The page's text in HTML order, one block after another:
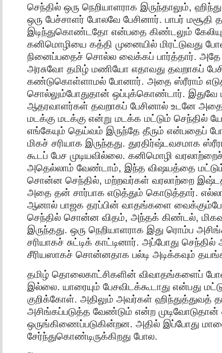
செந்தில் ஒரு நெறியாளராக இருந்தாலும், ஹிந்து
ஒரு பேச்சாளர் போலவே பேசினார். பாபர் மசூதி
இடிந்துகொண்டதோ என்பதை கிண்டலும்
கனிமொழியை கத்தி முனையில் மிரட்டுவது
நினைப்பதைச் சொல்ல வைக்கப் பார்த்தார். அதே
அரசுவோ தமிழ் மணியோ எதாவது தவறாகப்
கண்டுகொள்ளாமல் போனார். அதை ஸ்ரீராம்
சொல்லும்போதுதான் ஒப்புக்கொண்டார். இதுவே
ஆதரவாளர்கள் தவறாகப் பேசினால் உடனே
மடக்கு மடக்கு என்று மடக்க மட்டும் செந்தில்
எங்கேயும் தெய்வம் இருந்தே தீரும் என்பதைப்
மிகச் சரியாக இருந்தது. துரதிர்ஷ்டவசமாக
கூடப் பேச முடியவில்லை. கனிமொழி
அதெல்லாம் வேண்டாம், இந்த விஷயத்தை மட்டும்
சொன்ன செந்தில், மற்றவர்கள் வரலாற்றை
அதை தன் சார்பாக எடுத்தும் கொடுத்தார்.
ஆனால் பாஜக தரப்பின் வாதங்களை
செந்தில் சொன்ன விதம், அந்தக் கிண்டல்,
இருந்தது. ஒரு நெறியாளராக இது ரொம்ப
சரியாகச் சுட்டிக் காட்டினார். அப்போது
சீரியஸாகச் சொன்னதாக பல்டி அடிக்கவும்
தமிழ் தொலைகாட்சிகளின் விவாதங்களைப்
இல்லை. யாரையும் பேசவிடக்கூடாது என்பது
குறிக்கோள். அதிலும் அவர்கள் ஹிந்துத்துவத்
அசிங்கப்படுத்த வேண்டும் என்ற
ஒருங்கிணைப்படுகின்றன. அதில் இப்போது
சேர்ந்துகொண்டிருக்கிறது போல.